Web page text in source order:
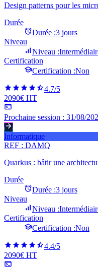
Design patterns pour les
Durée
Durée :3 jours
Niveau
Niveau :
Certification
Certification :Non
4.7/5
2090€ HT
Prochaine session : 31/08/
Informatique
REF : DAMQ
Quarkus : bâtir une
Durée
Durée :3 jours
Niveau
Niveau :
Certification
Certification :Non
4.4/5
2090€ HT